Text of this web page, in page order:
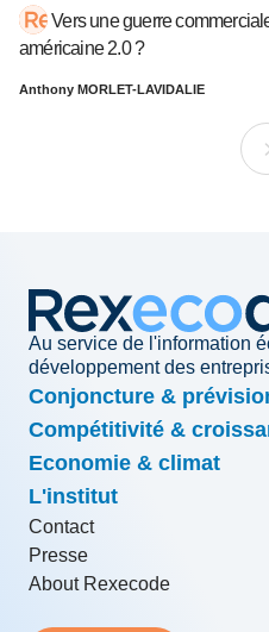
Vers une guerre
américaine 2.0 ?
Anthony MORLET-LAVIDALIE
Au service de l'information
développement des
Conjoncture &
Compétitivité &
Economie & climat
L'institut
Contact
Presse
About Rexecode